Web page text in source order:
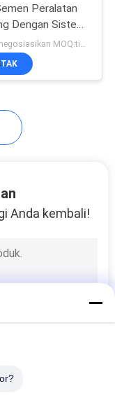
Peralatan
Dengan Sistem
Dapat dinegosiasikan MOQ:tidak terbatas
Anda kembali!